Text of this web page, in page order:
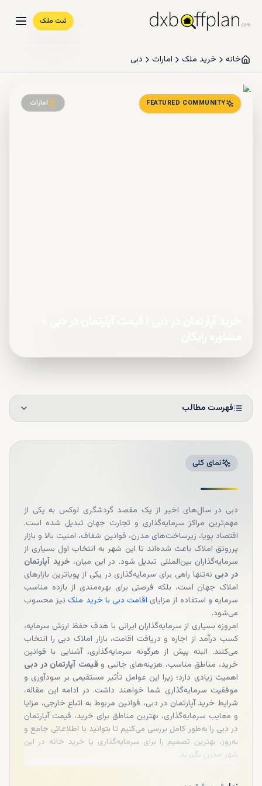
ثبت ملک
خانه خرید ملک امارات دبی
FEATURED COMMUNITY امارات
فهرست مطالب
نمای کلی
دبی در سال‌های اخیر از یک مقصد گردشگری لوکس به یکی از
مهم‌ترین مراکز سرمایه‌گذاری و تجارت جهان تبدیل شده است.
اقتصاد پویا، زیرساخت‌های مدرن، قوانین شفاف، امنیت بالا و بازار
پررونق املاک باعث شده‌اند تا این شهر به انتخاب اول بسیاری از
سرمایه‌گذاران بین‌المللی تبدیل شود. در این میان، خرید آپارتمان
در دبی نه‌تنها راهی برای سرمایه‌گذاری در یکی از پویاترین بازارهای
املاک جهان است، بلکه فرصتی برای بهره‌مندی از بازده مناسب
سرمایه و استفاده از مزایای اقامت دبی با خرید ملکنیز محسوب
می‌شود.
امروزه بسیاری از سرمایه‌گذاران ایرانی با هدف حفظ ارزش سرمایه،
کسب درآمد از اجاره و دریافت اقامت، بازار املاک دبی را انتخاب
می‌کنند. البته پیش از هرگونه سرمایه‌گذاری، آشنایی با قوانین
خرید، مناطق مناسب، هزینه‌های جانبی وقیمت آپارتمان در دبی
اهمیت زیادی دارد؛ زیرا این عوامل تأثیر مستقیمی بر سودآوری و
موفقیت سرمایه‌گذاری شما خواهند داشت. در ادامه این مقاله،
شرایط خرید آپارتمان در دبی، قوانین مربوط به اتباع خارجی، مزایا
و معایب سرمایه‌گذاری، بهترین مناطق برای خرید، قیمت آپارتمان
در دبی را به‌طور کامل بررسی می‌کنیم تا بتوانید با اطلاعاتی جامع و
به‌روز، بهترین تصمیم را برای سرمایه‌گذاری یا خرید خانه در این
شهر مدرن بگیرید.